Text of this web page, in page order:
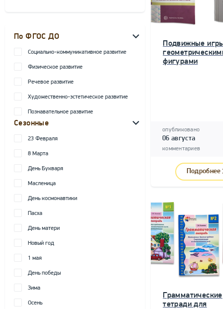
По ФГОС ДО
Социально-коммуникативное развитие
Физическое развитие
Речевое развитие
Художественно-эстетическое развитие
Познавательное развитие
Сезонные
23 Февраля
8 Марта
День Букваря
Масленица
День космонавтики
Пасха
День матери
Новый год
1 мая
День победы
Зима
Осень
Подвижные
фигурами
опубликовано
06 августа
комментариев
Подробнее
Грамматические
тетради для